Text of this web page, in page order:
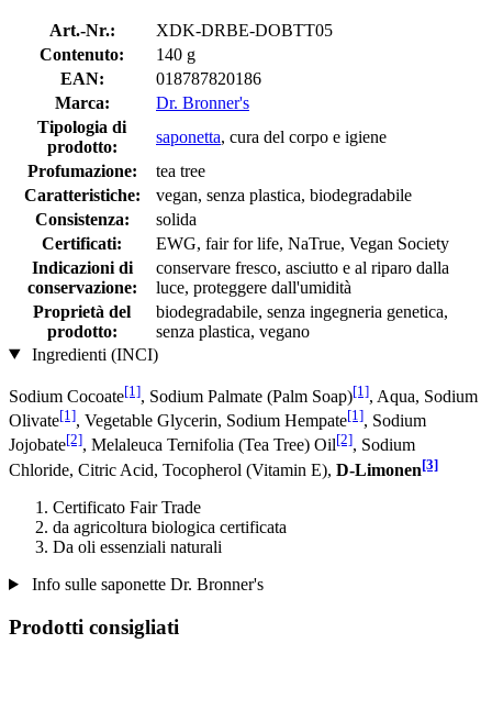
Art.-Nr.:
XDK-DRBE-DOBTT05
Contenuto:
140 g
EAN:
018787820186
Marca:
Dr. Bronner's
Tipologia di
prodotto:
saponetta, cura del corpo e igiene
Profumazione:
tea tree
Caratteristiche:
vegan, senza plastica, biodegradabile
Consistenza:
solida
Certificati:
EWG, fair for life, NaTrue, Vegan Society
Indicazioni di
conservazione:
conservare fresco, asciutto e al riparo dalla
luce, proteggere dall'umidità
Proprietà del
prodotto:
biodegradabile, senza ingegneria genetica,
senza plastica, vegano
Ingredienti (INCI)
Sodium Cocoate[1], Sodium Palmate (Palm Soap)[1], Aqua, Sodium
Olivate[1], Vegetable Glycerin, Sodium Hempate[1], Sodium
Jojobate[2], Melaleuca Ternifolia (Tea Tree) Oil[2], Sodium
Chloride, Citric Acid, Tocopherol (Vitamin E), D-Limonen[3]
Certificato Fair Trade
da agricoltura biologica certificata
Da oli essenziali naturali
Info sulle saponette Dr. Bronner's
Prodotti consigliati